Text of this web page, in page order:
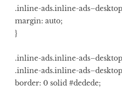
.inline-ads.inline-
margin: auto;
}
.inline-ads.inline-
.inline-ads.inline-
border: 0 solid #dedede;